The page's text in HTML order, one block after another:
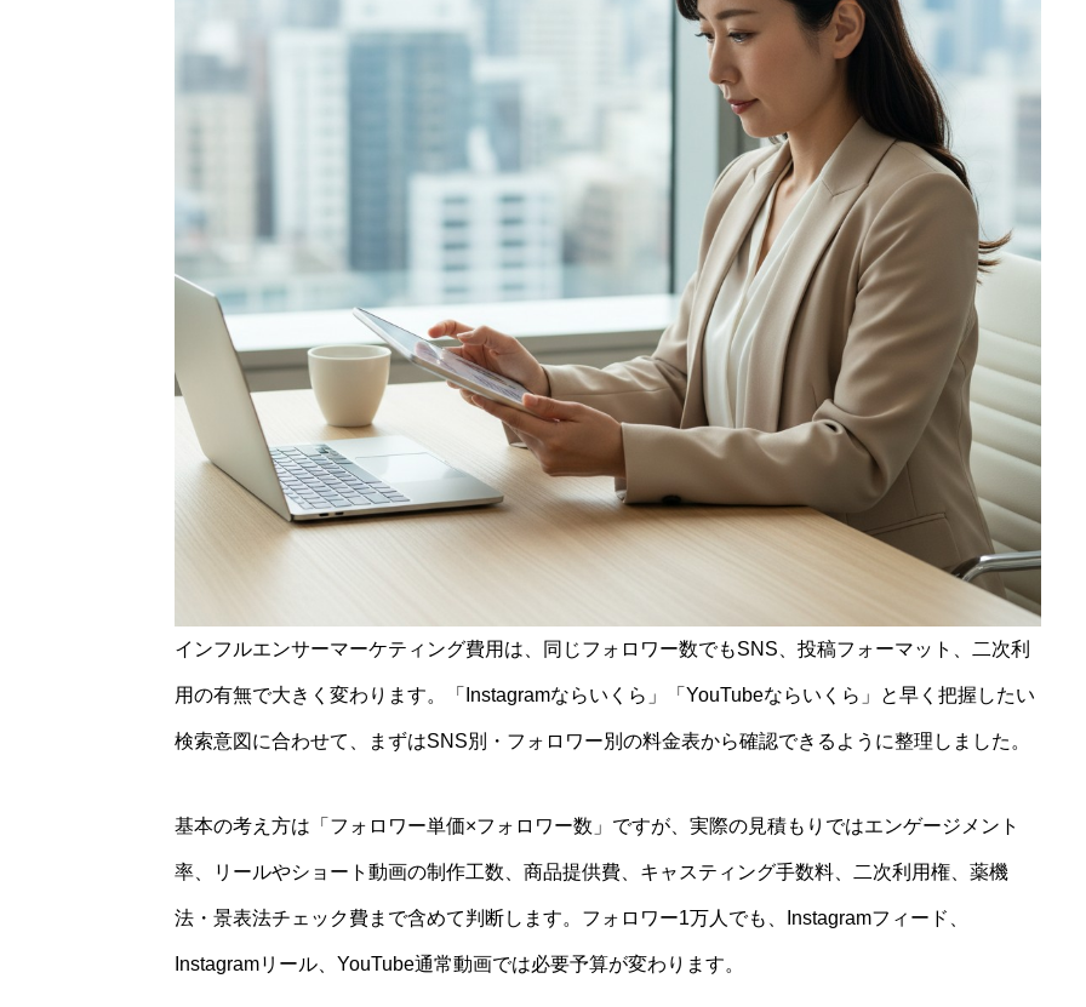
インフルエンサーマーケティング費用は、同じフォロワー数でもSNS、投稿フォーマット、二次利
用の有無で大きく変わります。「Instagramならいくら」「YouTubeならいくら」と早く把握したい
検索意図に合わせて、まずはSNS別・フォロワー別の料金表から確認できるように整理しました。
基本の考え方は「フォロワー単価×フォロワー数」ですが、実際の見積もりではエンゲージメント
率、リールやショート動画の制作工数、商品提供費、キャスティング手数料、二次利用権、薬機
法・景表法チェック費まで含めて判断します。フォロワー1万人でも、Instagramフィード、
Instagramリール、YouTube通常動画では必要予算が変わります。